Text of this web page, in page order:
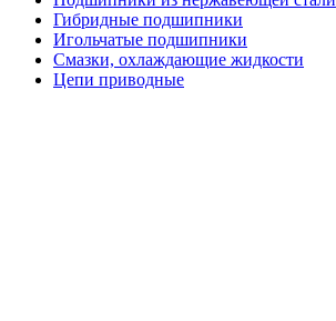
Гибридные подшипники
Игольчатые подшипники
Смазки, охлаждающие жидкости
Цепи приводные